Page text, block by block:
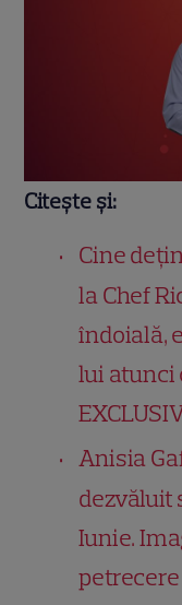
Citește și:
Cine
la Chef
îndoială,
lui atunci
Anisia
dezvăluit
Iunie.
petrecere